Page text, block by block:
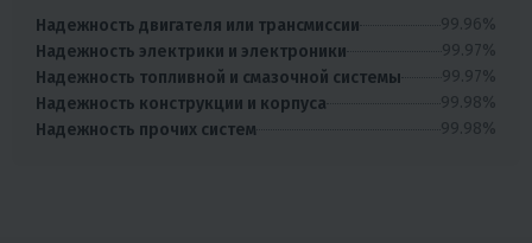
Надежность двигателя или трансмиссии
99.96%
Надежность электрики и электроники
99.97%
Надежность топливной и смазочной системы
99.97%
Надежность конструкции и корпуса
99.98%
Надежность прочих систем
99.98%